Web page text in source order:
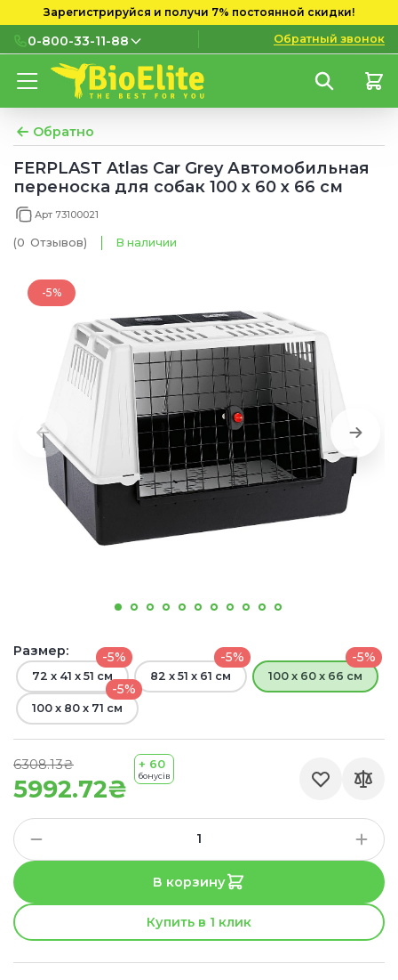
Зарегистрируйся и получи 7% постоянной скидки!
0-800-33-11-88
0-800-33-11-88
мобильных номеров
(097) 133 11 88
(095) 133 11 88
Обратный звонок
Обратно
FERPLAST Atlas Car Grey Автомобильная
переноска для собак 100 x 60 x 66 см
Арт 73100021
(0 Отзывов) В наличии
-5%
5992.72₴
6308.13₴ + 60
бонусів
Размер: -5%
72 x 41 x 51 см
-5%
82 x 51 x 61 см
-5%
100 x 60 x 66 см
-5%
100 x 80 x 71 см
В корзину
Купить в 1 клик